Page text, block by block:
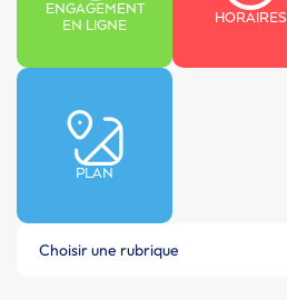
ENGAGEMENT
EN LIGNE
HORAIRES
PLAN
Choisir une rubrique